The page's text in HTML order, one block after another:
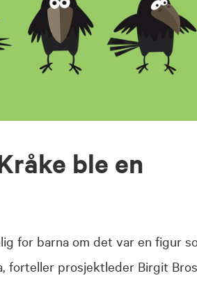
ble en
for barna om det var en figur
forteller prosjektleder Birgit